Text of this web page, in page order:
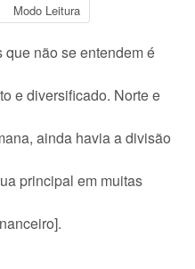
Modo Leitura
não se entendem é
e diversificado. Norte e
ainda havia a divisão
principal em muitas